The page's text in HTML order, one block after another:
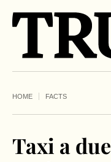
HOME FACTS
Taxi a